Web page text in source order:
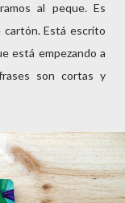
al peque. Es
cartón. Está escrito
está empezando a
son cortas y